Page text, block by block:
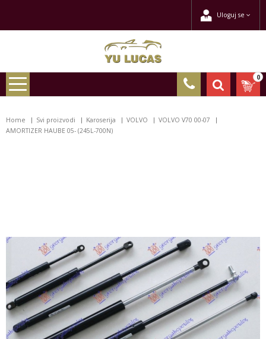
Uloguj se
0
Home Svi proizvodi Karoserija VOLVO
VOLVO V70 00-07
AMORTIZER HAUBE 05- (245L-700N)